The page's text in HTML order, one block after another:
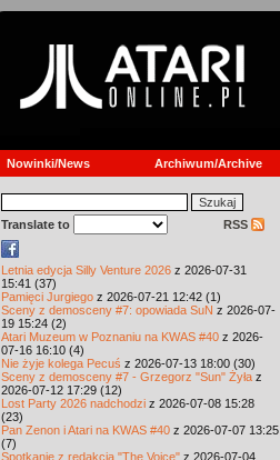
Nowinki/News Archiwum/Archive
Translate to RSS
Letnia edycja Silly Venture 2026 z 2026-07-31
15:41 (37)
Pamięci Jurgiego z 2026-07-21 12:42 (1)
Sceny z demosceny #7: opowiada SuN z 2026-07-
19 15:24 (2)
Atari Muzeum w Poznaniu na KWAS #40 z 2026-
07-16 16:10 (4)
Nie żyje kolega Pecuś z 2026-07-13 18:00 (30)
Sceny z demosceny #7 - Grzegorz "Sun" Żyła z
2026-07-12 17:29 (12)
Lost Party 2026 nadchodzi z 2026-07-08 15:28
(23)
Pan Zenon i Atari na KWAS #40 z 2026-07-07 13:25
(7)
Spotkanie z redakcją "The Voice" z 2026-07-04